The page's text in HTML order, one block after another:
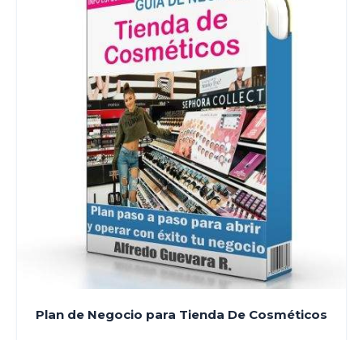
Plan de Negocio para Tienda De Cosméticos